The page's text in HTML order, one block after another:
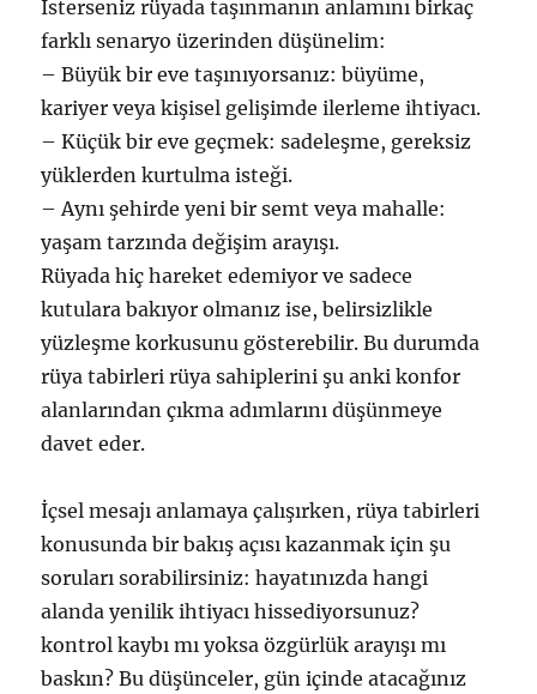
İsterseniz rüyada taşınmanın anlamını birkaç
farklı senaryo üzerinden düşünelim:
– Büyük bir eve taşınıyorsanız: büyüme,
kariyer veya kişisel gelişimde ilerleme ihtiyacı.
– Küçük bir eve geçmek: sadeleşme, gereksiz
yüklerden kurtulma isteği.
– Aynı şehirde yeni bir semt veya mahalle:
yaşam tarzında değişim arayışı.
Rüyada hiç hareket edemiyor ve sadece
kutulara bakıyor olmanız ise, belirsizlikle
yüzleşme korkusunu gösterebilir. Bu durumda
rüya tabirleri rüya sahiplerini şu anki konfor
alanlarından çıkma adımlarını düşünmeye
davet eder.
İçsel mesajı anlamaya çalışırken, rüya tabirleri
konusunda bir bakış açısı kazanmak için şu
soruları sorabilirsiniz: hayatınızda hangi
alanda yenilik ihtiyacı hissediyorsunuz?
kontrol kaybı mı yoksa özgürlük arayışı mı
baskın? Bu düşünceler, gün içinde atacağınız